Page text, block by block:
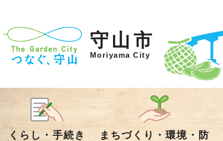
守山市
Moriyama City
くらし・手続き
まちづくり・環境・防